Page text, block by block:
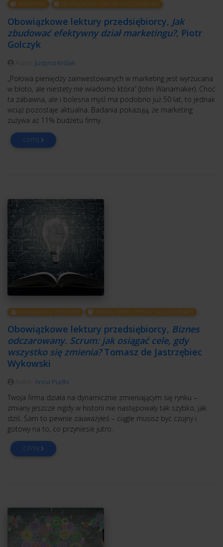
MARKETING OBOWIĄZKOWE LEKTURY PRZEDSIĘBIORCY
Obowiązkowe lektury przedsiębiorcy, Jak
zbudować efektywny dział marketingu?, Piotr
Golczyk
Justyna Królak
„Połowa pieniędzy zainwestowanych w marketing jest wyrzucana
w błoto, ale niestety nie wiadomo która” (John Wanamaker). Choć
ta zabawna, ale i bolesna myśl ma podobno już 50 lat, to jednak
wciąż pozostaje aktualna. Badania pokazują, że marketing
zużywa aż 11% budżetu firmy.
CZYTAJ
ZARZĄDZANIE ZESPOŁEM OBOWIĄZKOWE LEKTURY PRZEDSIĘBIORCY
Obowiązkowe lektury przedsiębiorcy, Biznes
odczarowany. Scrum: jak osiągać cele, gdy
wszystko się zmienia?Tomasz de Jastrzębiec
Wykowski
Anna Pudło
Twoja firma działa na dynamicznie zmieniającym się rynku –
zmiany jeszcze nigdy w historii nie następowały tak szybko, jak
dziś. Sam to pewnie zauważyłeś – ciągle musisz być czujny i
gotowy na to, co przyniesie jutro.
CZYTAJ